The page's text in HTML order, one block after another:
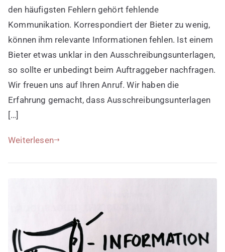
wenig
den häufigsten Fehlern gehört fehlende
Kommunikation. Korrespondiert der Bieter zu wenig,
können ihm relevante Informationen fehlen. Ist einem
Bieter etwas unklar in den Ausschreibungsunterlagen,
so sollte er unbedingt beim Auftraggeber nachfragen.
Wir freuen uns auf Ihren Anruf. Wir haben die
Erfahrung gemacht, dass Ausschreibungsunterlagen
[…]
Weiterlesen